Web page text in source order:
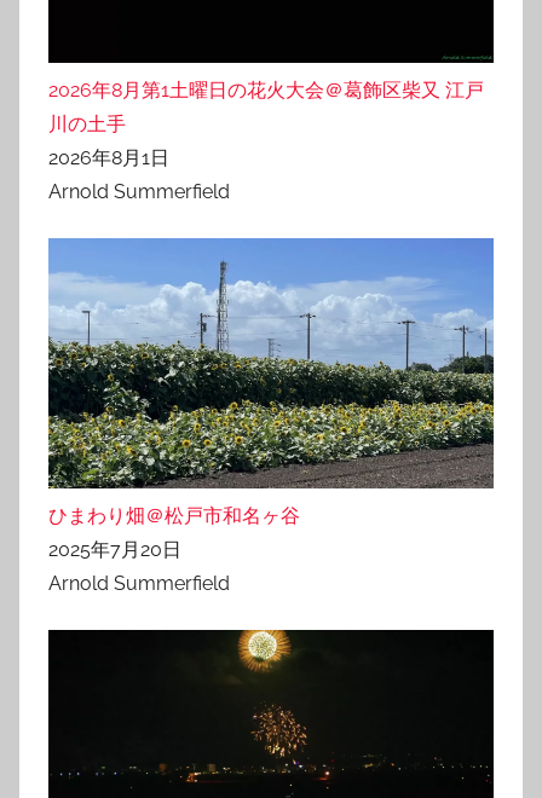
2026年8月第1土曜日の花火大会＠葛飾区柴又 江戸
川の土手
2026年8月1日
Arnold Summerfield
ひまわり畑＠松戸市和名ヶ谷
2025年7月20日
Arnold Summerfield